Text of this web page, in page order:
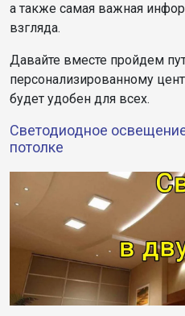
а также самая важная
взгляда.
Давайте вместе пройдем
персонализированному
будет удобен для всех.
Светодиодное
потолке